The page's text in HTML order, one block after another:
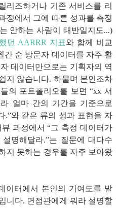
리즈하거나 기존 서비스를 리
정에서 그에 따른 성과를 측정
안하는 사람이 태반일지도...)
던 AARRR 지표와 함께 비교
간 순 방문자 데이터를 자주 활
데이터만으로는 기획자의 역
지 않습니다. 하물며 본인조차
의 포트폴리오를 보면 “xx 서
얼마 간의 기간을 기준으로
.”와 같은 류의 성과 표현을 자
과정에서 “그 측정 데이터가
명해달라.”는 질문에 대다수
지 못하는 경우를 자주 보아왔
이터에서 본인의 기여도를 발
니다. 면접관에게 뭐라 설명할